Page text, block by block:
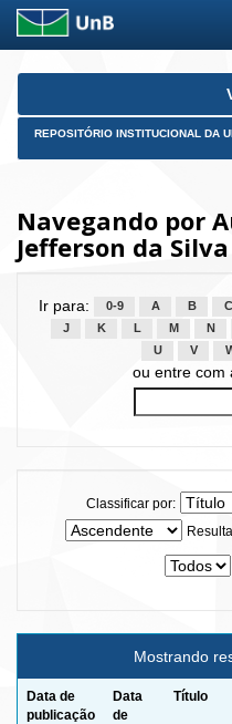
Skip
REPOSITÓRIO INSTITUCIONAL DA
Navegando por
Jefferson da Silva
Ir para: 0-9 A B C
J
K L M N
U
V
ou entre com
Classificar por:
Mostrando
Data de
publicação
Data
de
Título